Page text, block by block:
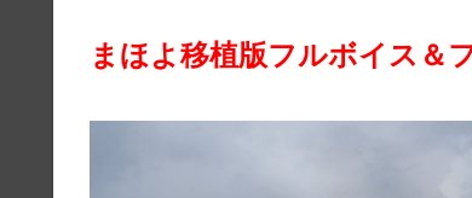
まほよ移植版フルボイス＆